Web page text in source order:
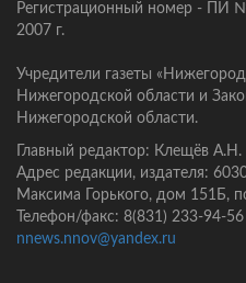
Регистрационный номер - ПИ
2007 г.
Учредители газеты
Нижегородской области и
Нижегородской области.
Главный редактор: Клещёв А.Н.
Адрес редакции, издателя:
Максима Горького, дом 151Б,
Телефон/факс: 8(831) 233-94-
nnews.nnov@yandex.ru